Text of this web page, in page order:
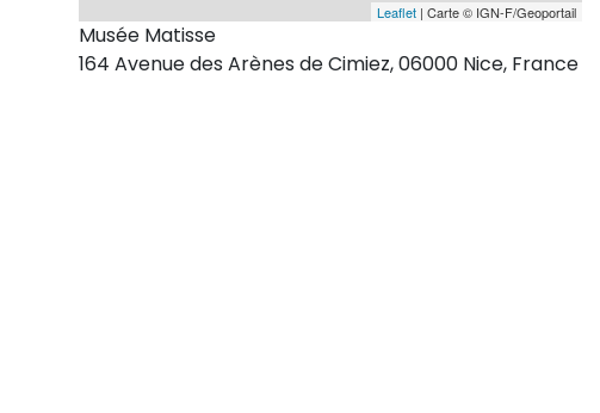
Leaflet | Carte © IGN-F/Geoportail
Musée Matisse
164 Avenue des Arènes de Cimiez, 06000 Nice, France